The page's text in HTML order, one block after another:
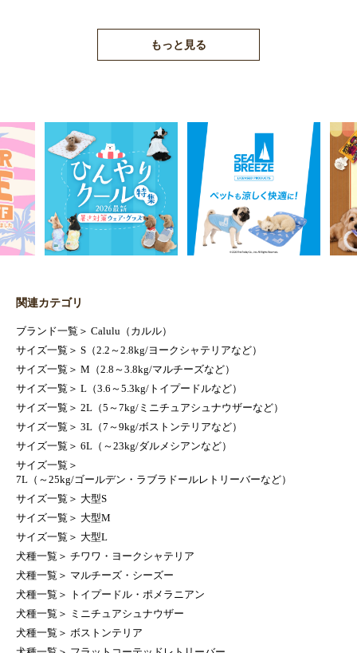
もっと見る
関連カテゴリ
ブランド一覧 ＞ Calulu（カルル）
サイズ一覧 ＞ S（2.2～2.8kg/ヨークシャテリアなど）
サイズ一覧 ＞ M（2.8～3.8kg/マルチーズなど）
サイズ一覧 ＞ L（3.6～5.3kg/トイプードルなど）
サイズ一覧 ＞ 2L（5～7kg/ミニチュアシュナウザーなど）
サイズ一覧 ＞ 3L（7～9kg/ボストンテリアなど）
サイズ一覧 ＞ 6L（～23kg/ダルメシアンなど）
サイズ一覧 ＞
7L（～25kg/ゴールデン・ラブラドールレトリーバーなど）
サイズ一覧 ＞ 大型S
サイズ一覧 ＞ 大型M
サイズ一覧 ＞ 大型L
犬種一覧 ＞ チワワ・ヨークシャテリア
犬種一覧 ＞ マルチーズ・シーズー
犬種一覧 ＞
トイプードル・ポメラニアン
犬種一覧 ＞
ミニチュアシュナウザー
犬種一覧 ＞ ボストンテリア